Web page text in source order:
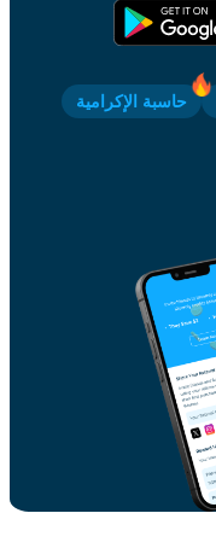
حاسبة الإكرامية